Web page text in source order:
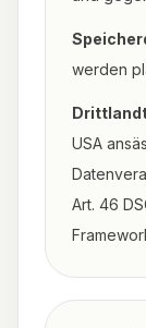
werden
USA
Art. 46